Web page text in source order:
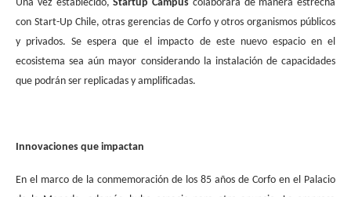
Una vez establecido, Startup Campus colaborará de manera estrecha
con Start-Up Chile, otras gerencias de Corfo y otros organismos públicos
y privados. Se espera que el impacto de este nuevo espacio en el
ecosistema sea aún mayor considerando la instalación de capacidades
que podrán ser replicadas y amplificadas.
Innovaciones que impactan
En el marco de la conmemoración de los 85 años de Corfo en el Palacio